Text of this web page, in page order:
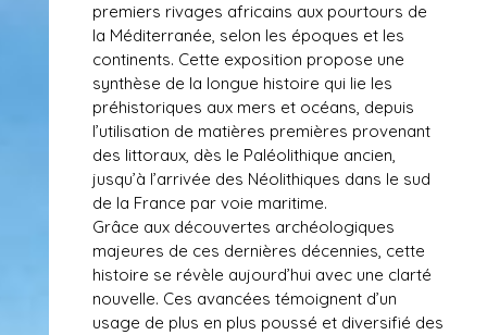
premiers rivages africains aux pourtours de
la Méditerranée, selon les époques et les
continents. Cette exposition propose une
synthèse de la longue histoire qui lie les
préhistoriques aux mers et océans, depuis
l’utilisation de matières premières provenant
des littoraux, dès le Paléolithique ancien,
jusqu’à l’arrivée des Néolithiques dans le sud
de la France par voie maritime.
Grâce aux découvertes archéologiques
majeures de ces dernières décennies, cette
histoire se révèle aujourd’hui avec une clarté
nouvelle. Ces avancées témoignent d’un
usage de plus en plus poussé et diversifié des